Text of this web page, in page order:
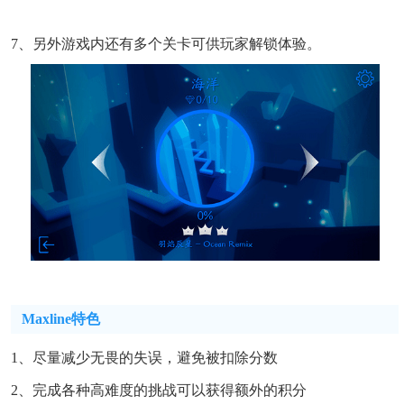
7、另外游戏内还有多个关卡可供玩家解锁体验。
Maxline特色
1、尽量减少无畏的失误，避免被扣除分数
2、完成各种高难度的挑战可以获得额外的积分